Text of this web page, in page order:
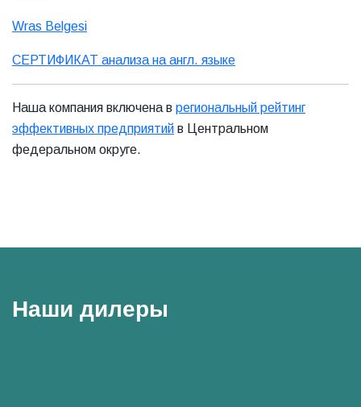
Wras Belgesi
СЕРТИФИКАТ анализа на англ. языке
Наша компания включена в региональный рейтинг
эффективных предприятий в Центральном
федеральном округе.
Наши дилеры